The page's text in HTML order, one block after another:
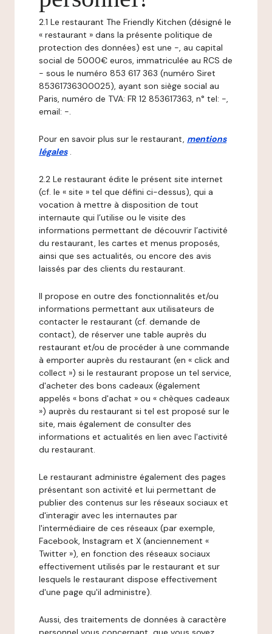
2.1 Le restaurant The Friendly Kitchen (désigné le
« restaurant » dans la présente politique de
protection des données) est une -, au capital
social de 5000€ euros, immatriculée au RCS de
- sous le numéro 853 617 363 (numéro Siret
85361736300025), ayant son siège social au
Paris, numéro de TVA: FR 12 853617363, n° tel: -,
email: -.
Pour en savoir plus sur le restaurant, mentions
légales .
2.2 Le restaurant édite le présent site internet
(cf. le « site » tel que défini ci-dessus), qui a
vocation à mettre à disposition de tout
internaute qui l’utilise ou le visite des
informations permettant de découvrir l’activité
du restaurant, les cartes et menus proposés,
ainsi que ses actualités, ou encore des avis
laissés par des clients du restaurant.
Il propose en outre des fonctionnalités et/ou
informations permettant aux utilisateurs de
contacter le restaurant (cf. demande de
contact), de réserver une table auprès du
restaurant et/ou de procéder à une commande
à emporter auprès du restaurant (en « click and
collect ») si le restaurant propose un tel service,
d'acheter des bons cadeaux (également
appelés « bons d'achat » ou « chèques cadeaux
») auprès du restaurant si tel est proposé sur le
site, mais également de consulter des
informations et actualités en lien avec l'activité
du restaurant.
Le restaurant administre également des pages
présentant son activité et lui permettant de
publier des contenus sur les réseaux sociaux et
d'interagir avec les internautes par
l'intermédiaire de ces réseaux (par exemple,
Facebook, Instagram et X (anciennement «
Twitter »), en fonction des réseaux sociaux
effectivement utilisés par le restaurant et sur
lesquels le restaurant dispose effectivement
d'une page qu'il administre).
Aussi, des traitements de données à caractère